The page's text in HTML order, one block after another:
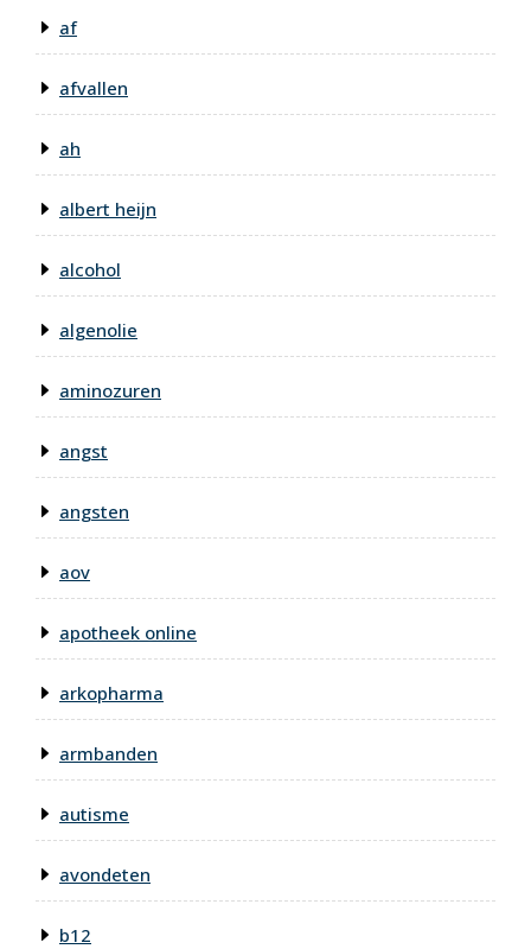
af
afvallen
ah
albert heijn
alcohol
algenolie
aminozuren
angst
angsten
aov
apotheek online
arkopharma
armbanden
autisme
avondeten
b12